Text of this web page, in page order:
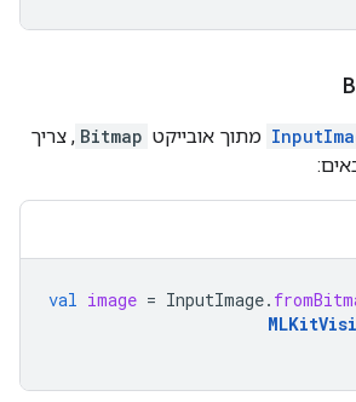
מתוך אובייקט Bitmap , צריך
val image = InputImage.